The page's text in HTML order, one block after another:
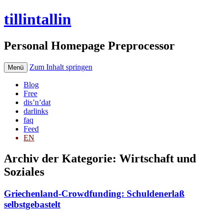
tillintallin
Personal Homepage Preprocessor
Menü Zum Inhalt springen
Blog
Free
dis’n’dat
darlinks
faq
Feed
EN
Archiv der Kategorie: Wirtschaft und
Soziales
Griechenland-Crowdfunding: Schuldenerlaß
selbstgebastelt